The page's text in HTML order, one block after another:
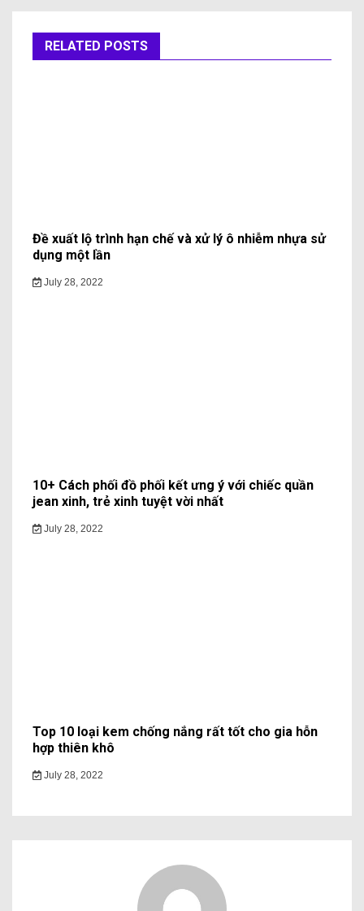
RELATED POSTS
Đề xuất lộ trình hạn chế và xử lý ô nhiễm nhựa sử
dụng một lần
July 28, 2022
10+ Cách phối đồ phối kết ưng ý với chiếc quần
jean xinh, trẻ xinh tuyệt vời nhất
July 28, 2022
Top 10 loại kem chống nắng rất tốt cho gia hỗn
hợp thiên khô
July 28, 2022